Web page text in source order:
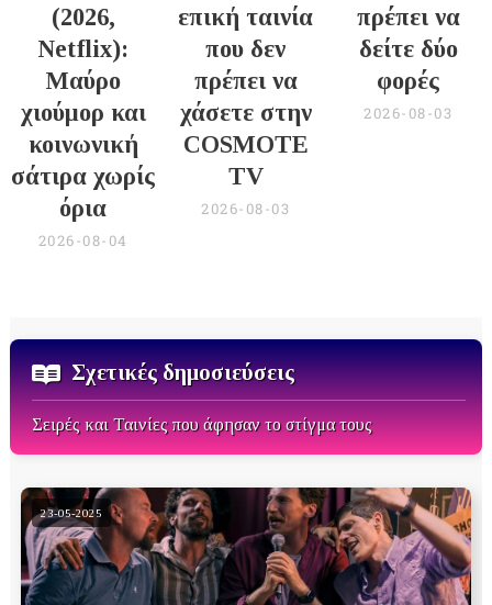
(2026,
Netflix):
Μαύρο
χιούμορ και
κοινωνική
σάτιρα χωρίς
όρια
2026-08-04
επική ταινία
που δεν
πρέπει να
χάσετε στην
COSMOTE
TV
2026-08-03
πρέπει να
δείτε δύο
φορές
2026-08-03
Σχετικές δημοσιεύσεις
Σειρές και Ταινίες που άφησαν το στίγμα τους
23-05-2025